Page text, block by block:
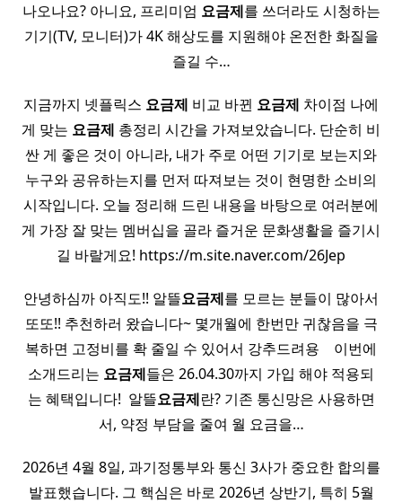
나오나요? 아니요, 프리미엄 요금제를 쓰더라도 시청하는
기기(TV, 모니터)가 4K 해상도를 지원해야 온전한 화질을
즐길 수…
지금까지 넷플릭스 요금제 비교 바뀐 요금제 차이점 나에
게 맞는 요금제 총정리 시간을 가져보았습니다. 단순히 비
싼 게 좋은 것이 아니라, 내가 주로 어떤 기기로 보는지와
누구와 공유하는지를 먼저 따져보는 것이 현명한 소비의
시작입니다. 오늘 정리해 드린 내용을 바탕으로 여러분에
게 가장 잘 맞는 멤버십을 골라 즐거운 문화생활을 즐기시
길 바랄게요! https://m.site.naver.com/26Jep
안녕하심까 아직도!! 알뜰요금제를 모르는 분들이 많아서
또또!! 추천하러 왔습니다~ 몇개월에 한번만 귀찮음을 극
복하면 고정비를 확 줄일 수 있어서 강추드려용 ​ ​ ​ 이번에
소개드리는 요금제들은 26.04.30까지 가입 해야 적용되
는 혜택입니다! ​ 알뜰요금제란? 기존 통신망은 사용하면
서, 약정 부담을 줄여 월 요금을…
2026년 4월 8일, 과기정통부와 통신 3사가 중요한 합의를
발표했습니다. 그 핵심은 바로 2026년 상반기, 특히 5월